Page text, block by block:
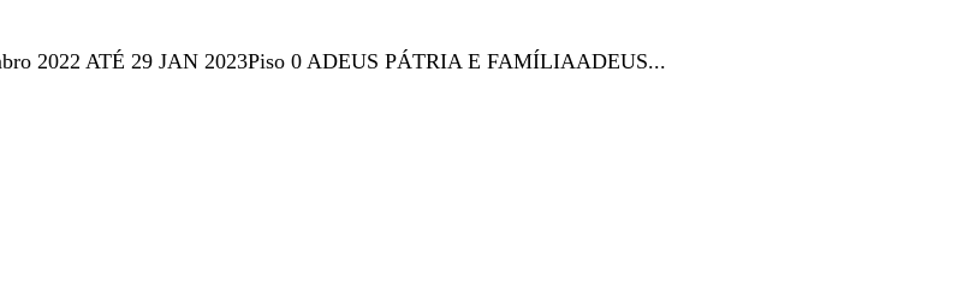
2022 ATÉ 29 JAN 2023Piso 0 ADEUS PÁTRIA E FAMÍLIAADEUS...